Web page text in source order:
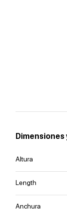
Dimensiones
Altura
Length
Anchura